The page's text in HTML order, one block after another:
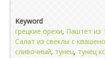
Keyword
грецкие орехи, Паштет из
Салат из свеклы с
сливочный, тунец, тунец